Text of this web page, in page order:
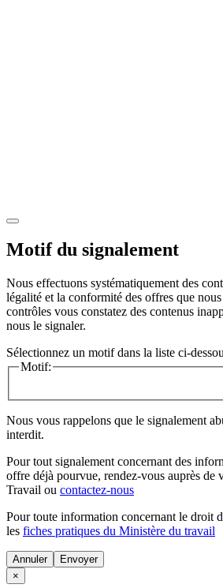
Motif du signalement
Nous effectuons systématiquement des
légalité et la conformité des offres que
contrôles vous constatez des contenus
nous le signaler.
Sélectionnez un motif dans la liste ci-
Motif:
Nous vous rappelons que le signalement
interdit.
Pour tout signalement concernant des
offre déjà pourvue, rendez-vous auprès de
Travail ou contactez-nous
Pour toute information concernant le droit
les fiches pratiques du Ministère du travail
Annuler
×